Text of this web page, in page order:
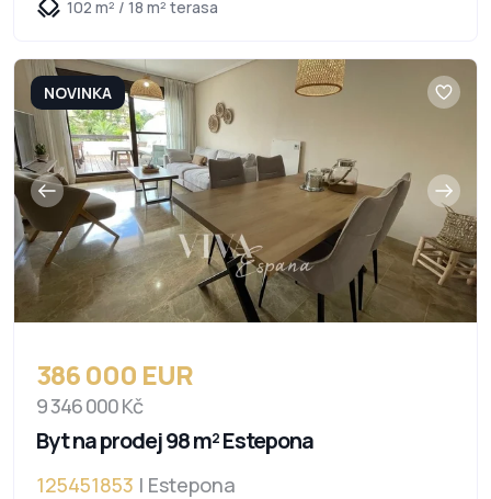
102 m² / 18 m² terasa
NOVINKA
386 000 EUR
9 346 000 Kč
Byt na prodej 98 m² Estepona
125451853 | Estepona